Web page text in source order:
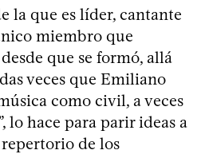
la que es líder, cantante
miembro que
que se formó, allá
veces que Emiliano
como civil, a veces
lo hace para parir ideas a
de los